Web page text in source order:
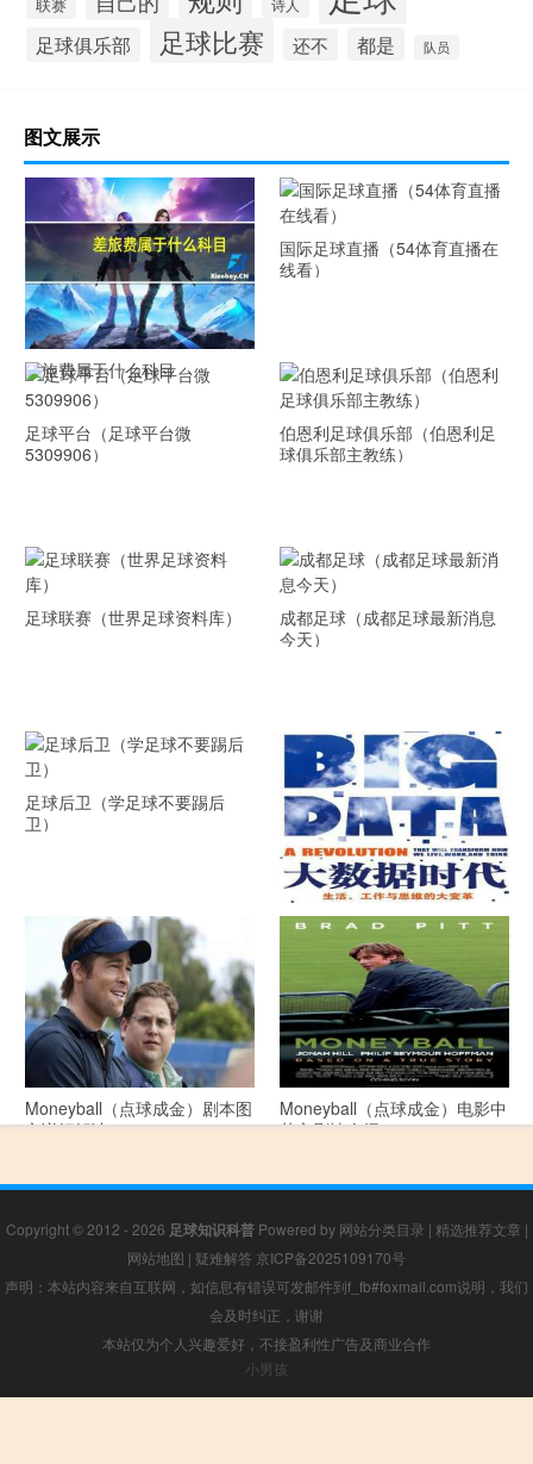
足球俱乐部 足球比赛 还不 都是 队员
图文展示
差旅费属于什么科目
国际足球直播（54体育直播在
线看）
足球平台（足球平台微
5309906）
伯恩利足球俱乐部（伯恩利足
球俱乐部主教练）
足球联赛（世界足球资料库）
成都足球（成都足球最新消息
今天）
足球后卫（学足球不要踢后
卫）
《大数据时代》 PDF文档下载
Moneyball（点球成金）剧本图
文详细解读
Moneyball（点球成金）电影中
英文剧情介绍
Copyright © 2012 - 2026 足球知识科普Powered by 网站分类目录 | 精选推荐文章 |
网站地图 | 疑难解答 京ICP备2025109170号
声明：本站内容来自互联网，如信息有错误可发邮件到f_fb#foxmail.com说明，我们
会及时纠正，谢谢
本站仅为个人兴趣爱好，不接盈利性广告及商业合作
小男孩